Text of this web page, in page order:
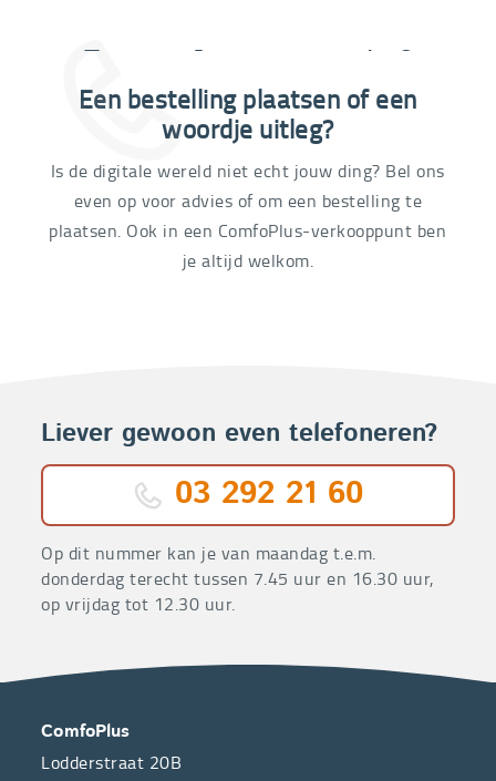
03 292 21 60
Een bestelling plaatsen of een
woordje uitleg?
Is de digitale wereld niet echt jouw ding? Bel ons
even op voor advies of om een bestelling te
plaatsen. Ook in een ComfoPlus-verkooppunt ben
je altijd welkom.
Liever gewoon even telefoneren?
03 292 21 60
Op dit nummer kan je van maandag t.e.m.
donderdag terecht tussen 7.45 uur en 16.30 uur,
op vrijdag tot 12.30 uur.
OVER
ONS
CONTACT
ComfoPlus
Lodderstraat 20B